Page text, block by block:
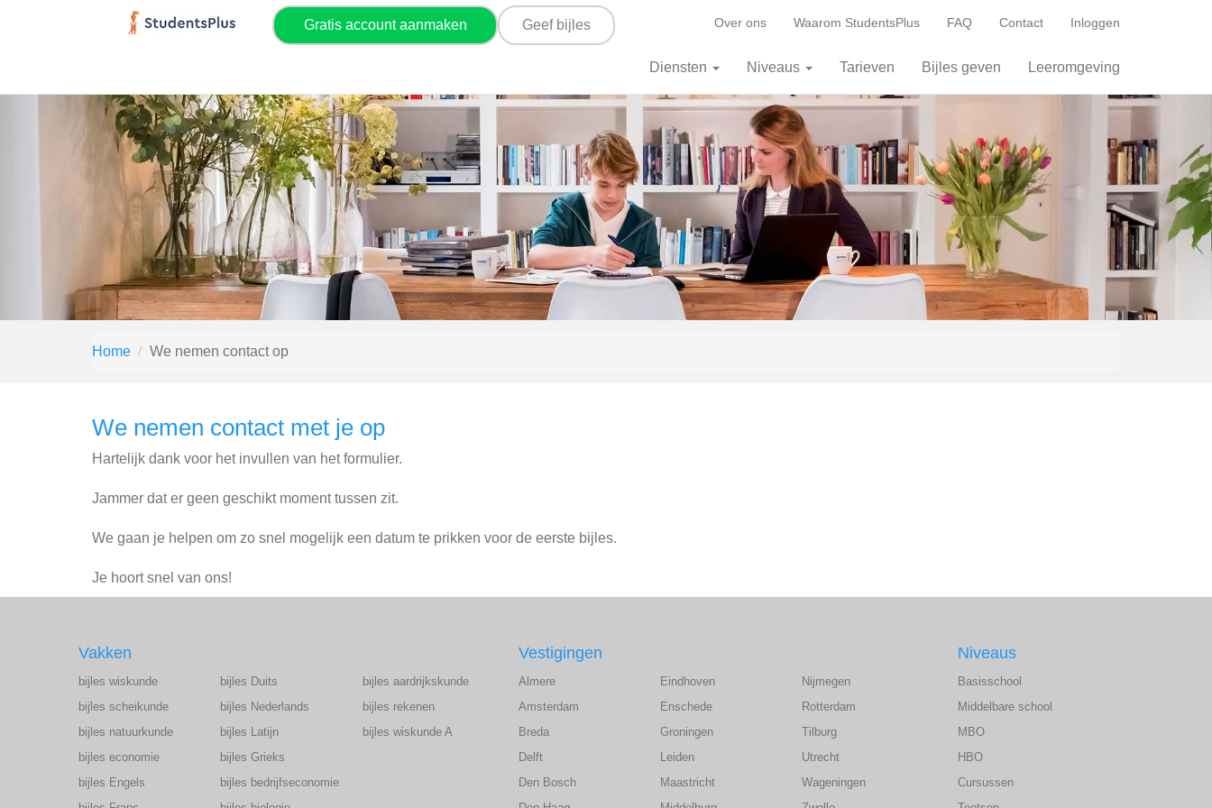
Gratis account aanmaken Geef bijles Over ons Waarom StudentsPlus FAQ Contact Inloggen
Diensten Niveaus Tarieven Bijles geven Leeromgeving
Home We nemen contact op
We nemen contact met je op
Hartelijk dank voor het invullen van het formulier.
Jammer dat er geen geschikt moment tussen zit.
We gaan je helpen om zo snel mogelijk een datum te prikken voor de eerste bijles.
Je hoort snel van ons!
Vakken
bijles wiskunde
bijles scheikunde
bijles natuurkunde
bijles economie
bijles Engels
bijles Duits
bijles Nederlands
bijles Latijn
bijles Grieks
bijles bedrijfseconomie
bijles aardrijkskunde
bijles rekenen
bijles wiskunde A
Vestigingen
Almere
Amsterdam
Breda
Delft
Den Bosch
Eindhoven
Enschede
Groningen
Leiden
Maastricht
Nijmegen
Rotterdam
Tilburg
Utrecht
Wageningen
Niveaus
Basisschool
Middelbare school
MBO
HBO
Cursussen